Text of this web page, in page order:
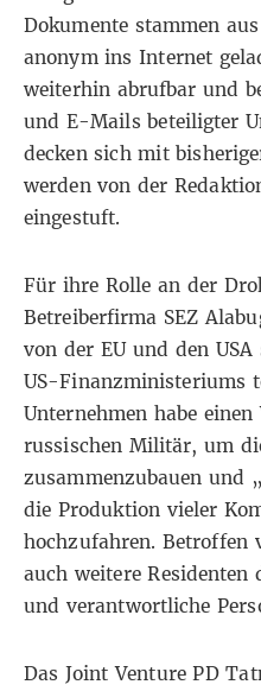
Dokumente stammen
anonym ins Internet
weiterhin abrufbar und
und E-Mails beteiligter
decken sich mit
werden von der
eingestuft.
Für ihre Rolle an der
Betreiberfirma SEZ
von der EU und den
US-Finanzministeriums
Unternehmen habe
russischen Militär, um
zusammenzubauen und
die Produktion vieler
hochzufahren. Betroffen
auch weitere Residenten
und verantwortliche
Das Joint Venture PD